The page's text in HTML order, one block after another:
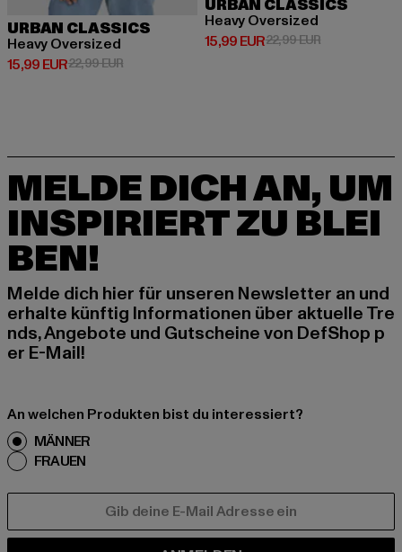
URBAN CLASSICS
Heavy Oversized
15,99 EUR
Derzeitiger Preis: 15,99 EUR
22,99 EURAktionspreis: 22,99 EUR
URBAN CLASSICS
Heavy Oversized
15,99 EUR
Derzeitiger Preis: 15,99 EUR
22,99 EURAktionspreis:
MELDE DICH AN, UM
INSPIRIERT ZU BLEI
BEN!
Melde dich hier für unseren Newsletter an und
erhalte künftig Informationen über aktuelle Tre
nds, Angebote und Gutscheine von DefShop p
er E-Mail!
An welchen Produkten bist du interessiert?
MÄNNER
FRAUEN